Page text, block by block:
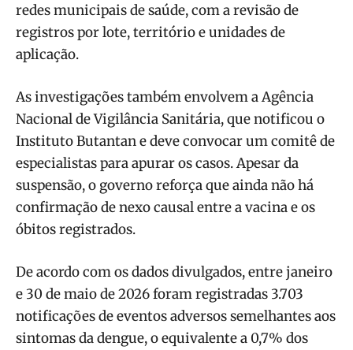
redes municipais de saúde, com a revisão de
registros por lote, território e unidades de
aplicação.
As investigações também envolvem a Agência
Nacional de Vigilância Sanitária, que notificou o
Instituto Butantan e deve convocar um comitê de
especialistas para apurar os casos. Apesar da
suspensão, o governo reforça que ainda não há
confirmação de nexo causal entre a vacina e os
óbitos registrados.
De acordo com os dados divulgados, entre janeiro
e 30 de maio de 2026 foram registradas 3.703
notificações de eventos adversos semelhantes aos
sintomas da dengue, o equivalente a 0,7% dos